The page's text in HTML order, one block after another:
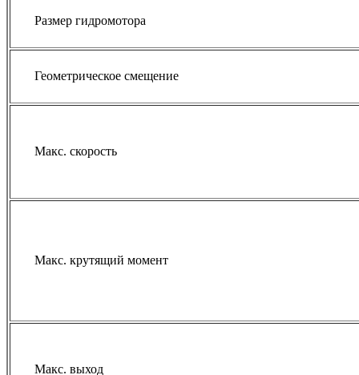
Размер гидромотора
Геометрическое смещение
Макс. скорость
Макс. крутящий момент
Макс. выход